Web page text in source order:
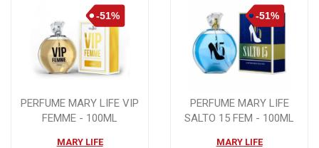
PERFUME MARY LIFE VIP
FEMME - 100ML
MARY LIFE
PERFUME MARY LIFE
SALTO 15 FEM - 100ML
MARY LIFE